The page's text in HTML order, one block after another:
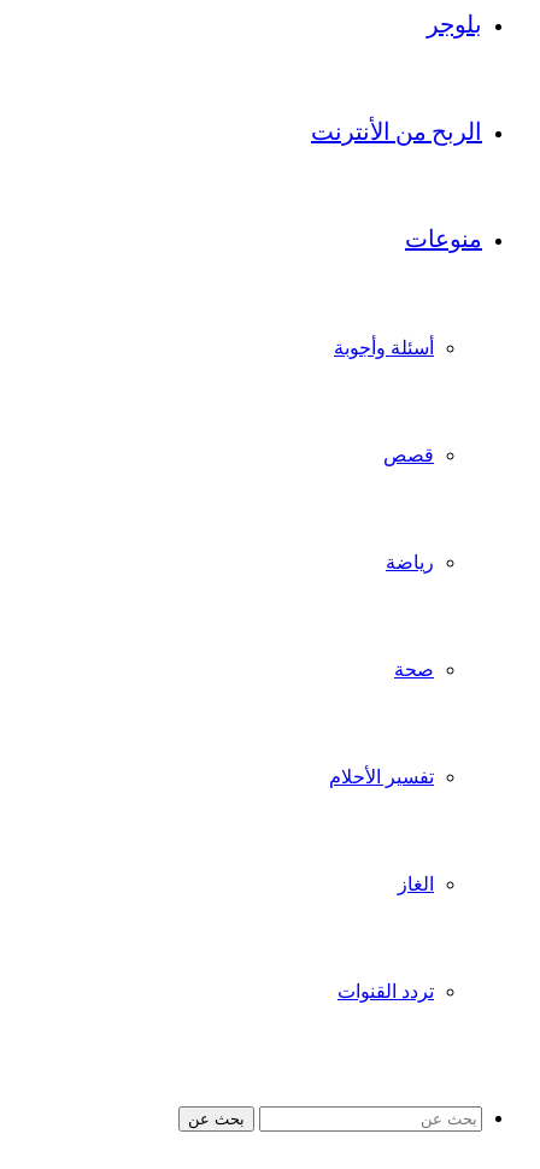
بلوجر
الربح من الأنترنت
منوعات
أسئلة وأجوبة
قصص
رياضة
صحة
تفسير الأحلام
الغاز
تردد القنوات
بحث عن